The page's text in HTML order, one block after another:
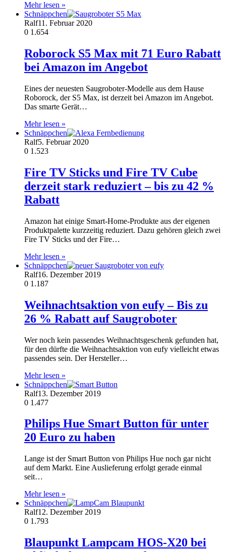
Mehr lesen »
Schnäppchen
Ralf11. Februar 2020
0 1.654
Roborock S5 Max mit 71 Euro Rabatt
bei Amazon im Angebot
Eines der neuesten Saugroboter-Modelle aus dem Hause
Roborock, der S5 Max, ist derzeit bei Amazon im Angebot.
Das smarte Gerät…
Mehr lesen »
Schnäppchen
Ralf5. Februar 2020
0 1.523
Fire TV Sticks und Fire TV Cube
derzeit stark reduziert – bis zu 42 %
Rabatt
Amazon hat einige Smart-Home-Produkte aus der eigenen
Produktpalette kurzzeitig reduziert. Dazu gehören gleich zwei
Fire TV Sticks und der Fire…
Mehr lesen »
Schnäppchen
Ralf16. Dezember 2019
0 1.187
Weihnachtsaktion von eufy – Bis zu
26 % Rabatt auf Saugroboter
Wer noch kein passendes Weihnachtsgeschenk gefunden hat,
für den dürfte die Weihnachtsaktion von eufy vielleicht etwas
passendes sein. Der Hersteller…
Mehr lesen »
Schnäppchen
Ralf13. Dezember 2019
0 1.477
Philips Hue Smart Button für unter
20 Euro zu haben
Lange ist der Smart Button von Philips Hue noch gar nicht
auf dem Markt. Eine Auslieferung erfolgt gerade einmal
seit…
Mehr lesen »
Schnäppchen
Ralf12. Dezember 2019
0 1.793
Blaupunkt Lampcam HOS-X20 bei